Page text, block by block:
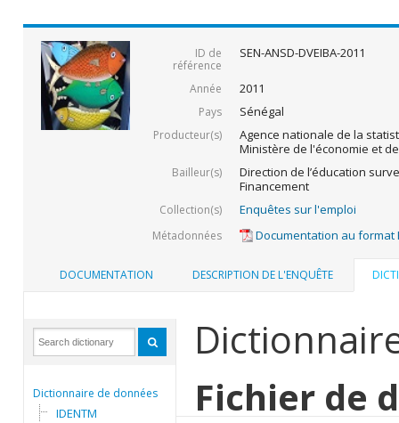
ID de
référence
SEN-ANSD-DVEIBA-2011
Année 2011
Pays Sénégal
Producteur(s)
Agence nationale de la
Ministère de l'économie et
Bailleur(s)
Direction de l’éducation
Financement
Collection(s) Enquêtes sur l'emploi
Métadonnées Documentation au format
DOCUMENTATION DESCRIPTION DE L'ENQUÊTE
Dictionnaire de données
IDENTM
Fichier de